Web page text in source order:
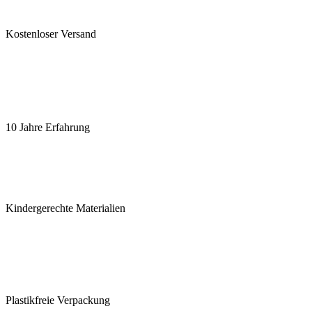
Kostenloser Versand
10 Jahre Erfahrung
Kindergerechte Materialien
Plastikfreie Verpackung